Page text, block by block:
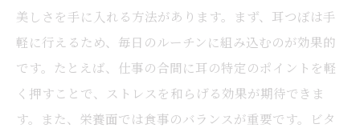
美しさを手に入れる方法があります。まず、耳つぼは手
軽に行えるため、毎日のルーチンに組み込むのが効果的
です。たとえば、仕事の合間に耳の特定のポイントを軽
く押すことで、ストレスを和らげる効果が期待できま
す。また、栄養面では食事のバランスが重要です。ビタ